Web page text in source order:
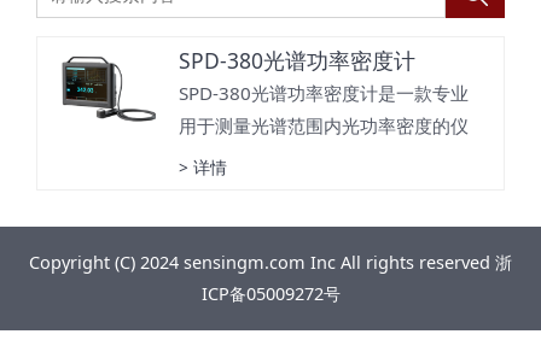
SPD-380光谱功率密度计
SPD-380光谱功率密度计是一款专业
用于测量光谱范围内光功率密度的仪
器。
> 详情
Copyright (C) 2024 sensingm.com Inc All rights reserved 浙
ICP备05009272号